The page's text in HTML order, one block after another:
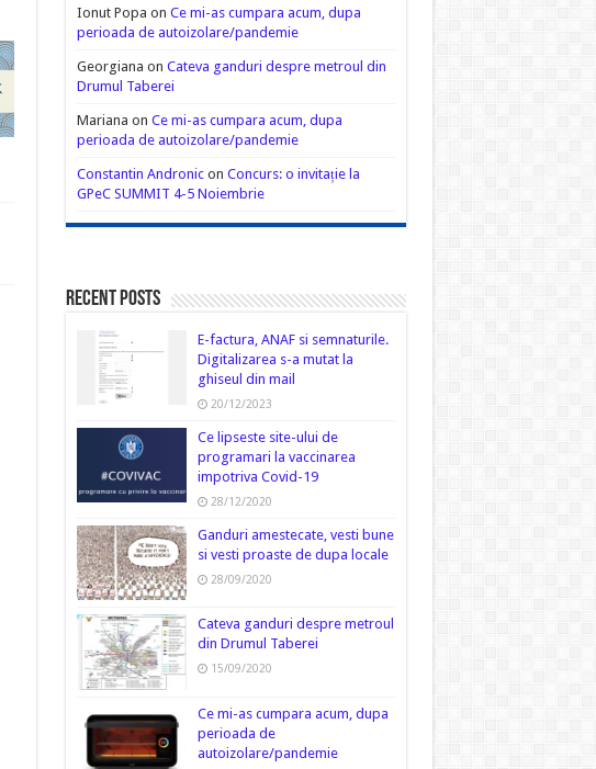
Ionut Popa on Ce mi-as cumpara acum, dupa
perioada de autoizolare/pandemie
Georgiana on Cateva ganduri despre metroul din
Drumul Taberei
Mariana on Ce mi-as cumpara acum, dupa
perioada de autoizolare/pandemie
Constantin Andronicon Concurs: o invitație la
GPeC SUMMIT 4-5 Noiembrie
Recent Posts
E-factura, ANAF si semnaturile.
Digitalizarea s-a mutat la
ghiseul din mail
20/12/2023
Ce lipseste site-ului de
programari la vaccinarea
impotriva Covid-19
28/12/2020
Ganduri amestecate, vesti bune
si vesti proaste de dupa locale
28/09/2020
Cateva ganduri despre metroul
din Drumul Taberei
15/09/2020
Ce mi-as cumpara acum, dupa
perioada de
autoizolare/pandemie